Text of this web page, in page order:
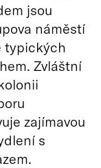
jsou
náměstí
typických
Zvláštní
zajímavou
s